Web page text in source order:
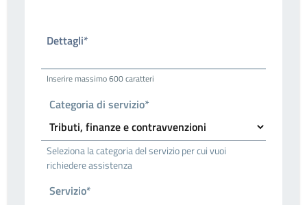
Dettagli*
Inserire massimo 600 caratteri
Categoria di servizio*
Seleziona la categoria del servizio per cui vuoi
richiedere assistenza
Servizio*